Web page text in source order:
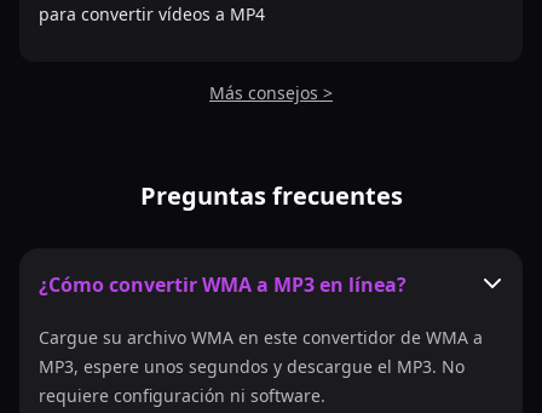
para convertir vídeos a MP4
Más consejos >
Preguntas frecuentes
¿Cómo convertir WMA a MP3 en línea?
Cargue su archivo WMA en este convertidor de WMA a
MP3, espere unos segundos y descargue el MP3. No
requiere configuración ni software.